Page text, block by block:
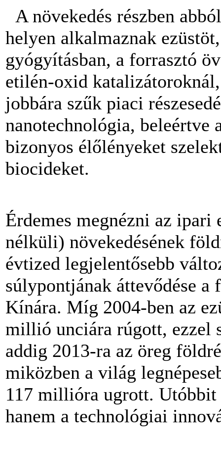
A növekedés részben
helyen alkalmaznak
gyógyításban, a forrasztó
etilén-oxid
jobbára szűk piaci
nanotechnológia, beleértve
bizonyos élőlényeket
biocideket.
Érdemes megnézni az ipari
nélküli) növekedésének
évtized legjelentősebb
súlypontjának áttevődése
Kínára. Míg 2004-ben az
millió unciára rúgott, ezzel
addig 2013-ra az öreg
miközben a világ
117 millióra ugrott. Utóbbit
hanem a technológiai